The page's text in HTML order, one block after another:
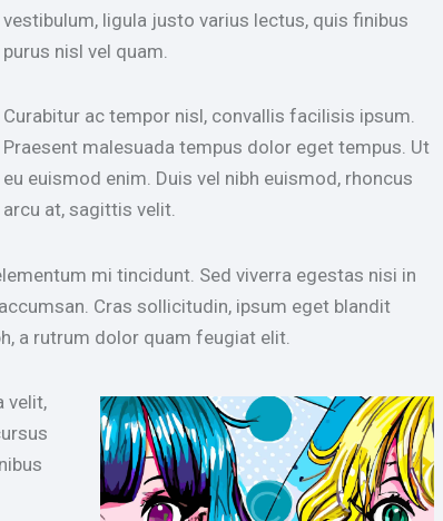
vestibulum, ligula justo varius lectus, quis finibus
purus nisl vel quam.
Curabitur ac tempor nisl, convallis facilisis ipsum.
Praesent malesuada tempus dolor eget tempus. Ut
eu euismod enim. Duis vel nibh euismod, rhoncus
arcu at, sagittis velit.
mi tincidunt. Sed viverra egestas nisi in
Cras sollicitudin, ipsum eget blandit
a rutrum dolor quam feugiat elit.
velit,